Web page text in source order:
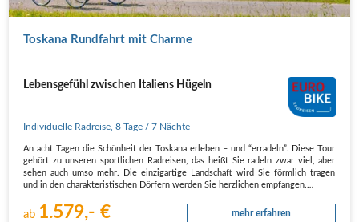
Toskana Rundfahrt mit Charme
Lebensgefühl zwischen Italiens Hügeln
Individuelle Radreise ,8 Tage / 7 Nächte
An acht Tagen die Schönheit der Toskana erleben – und “erradeln”. Diese Tour
gehört zu unseren sportlichen Radreisen, das heißt Sie radeln zwar viel, aber
sehen auch umso mehr. Die einzigartige Landschaft wird Sie förmlich tragen
und in den charakteristischen Dörfern werden Sie herzlichen empfangen.…
ab 1.579,- € mehr erfahren